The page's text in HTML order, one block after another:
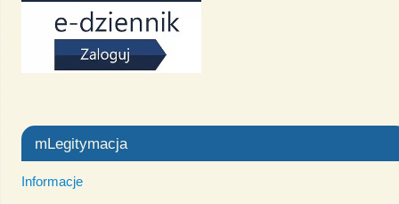
mLegitymacja
Informacje